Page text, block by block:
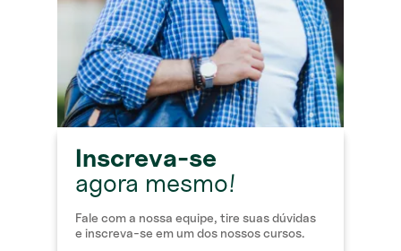
Inscreva-se
agora mesmo!
Fale com a nossa equipe, tire suas dúvidas
e inscreva-se em um dos nossos cursos.